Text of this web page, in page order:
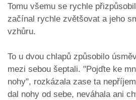
Tomu všemu se rychle
začínal rychle zvětšovat a jeho
vzhůru.
To u dvou chlapů způsobilo
mezi sebou šeptali. "Pojďte ke
nohy", rozkázala zase ta
dal nohy od sebe, neváhala ani